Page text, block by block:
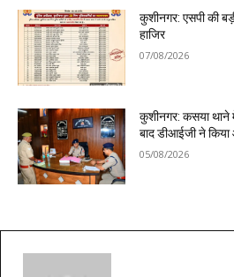
कुशीनगर: एसपी की
हाजिर
07/08/2026
कुशीनगर: कसया थाने में
बाद डीआईजी ने
05/08/2026